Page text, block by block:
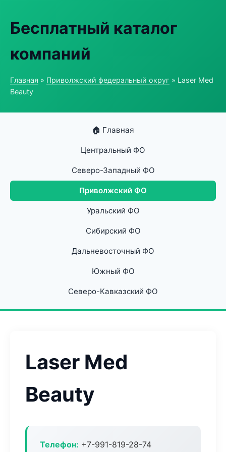
Бесплатный каталог
компаний
Главная » Приволжский федеральный округ » Laser Med
Beauty
🏠 Главная
Центральный ФО
Северо-Западный ФО
Приволжский ФО
Уральский ФО
Сибирский ФО
Дальневосточный ФО
Южный ФО
Северо-Кавказский ФО
Laser Med
Beauty
Телефон: +7-991-819-28-74